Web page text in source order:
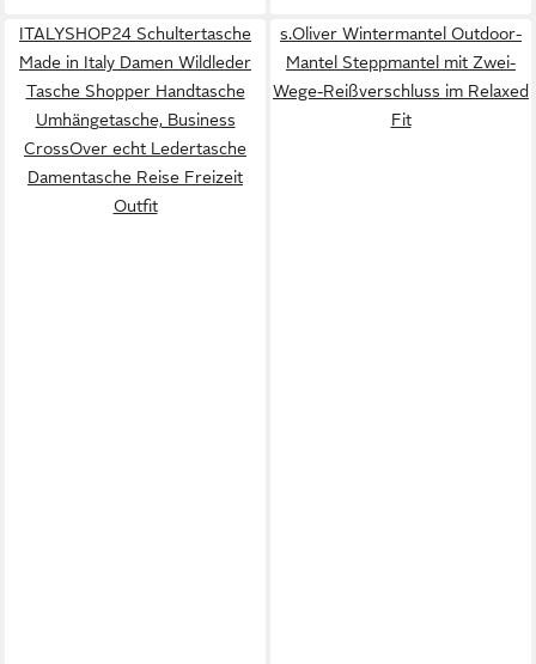
ITALYSHOP24 Schultertasche
Made in Italy Damen Wildleder
Tasche Shopper Handtasche
Umhängetasche, Business
CrossOver echt Ledertasche
Damentasche Reise Freizeit
Outfit
s.Oliver Wintermantel Outdoor-
Mantel Steppmantel mit Zwei-
Wege-Reißverschluss im Relaxed
Fit